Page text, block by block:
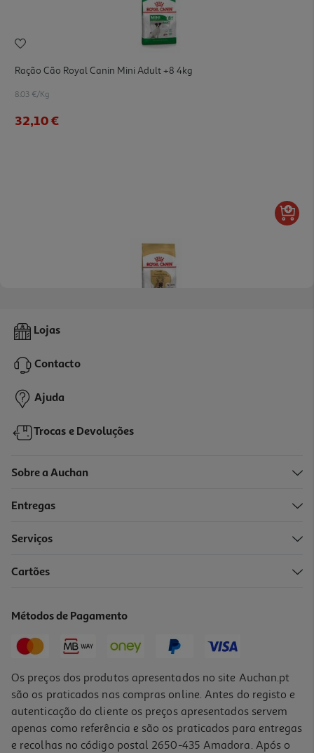
Ração Cão Royal Canin Mini Adult +8 4kg
8.03 €/Kg
32,10 €
Ração Cão Royal Canin Bulldog Francês Adulto 3kg
28,50 €
Lojas
Contacto
Ajuda
Trocas e Devoluções
Sobre a Auchan
Entregas
Serviços
Cartões
Métodos de Pagamento
Os preços dos produtos apresentados no site Auchan.pt
são os praticados nas compras online. Antes do registo e
autenticação do cliente os preços apresentados servem
apenas como referência e são os praticados para entregas
e recolhas no código postal 2650-435 Amadora. Após o